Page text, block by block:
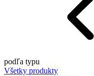
podľa typu
Všetky produkty